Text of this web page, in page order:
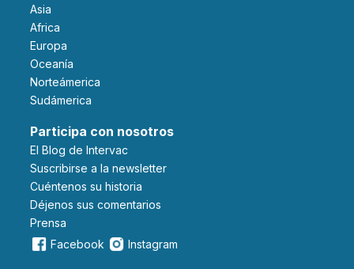
Asia
Africa
Europa
Oceanía
Norteámerica
Sudámerica
Participa con nosotros
El Blog de Intervac
Suscribirse a la newsletter
Cuéntenos su historia
Déjenos sus comentarios
Prensa
Facebook
Instagram